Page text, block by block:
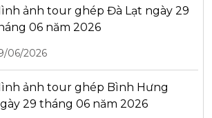
ảnh tour ghép Đà Lạt ngày 29
06 năm 2026
06/2026
ảnh tour ghép Bình Hưng
29 tháng 06 năm 2026